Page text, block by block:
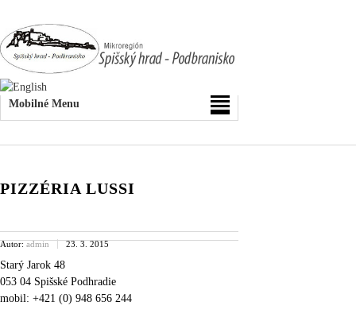
Mobilné Menu
PIZZÉRIA LUSSI
Autor:admin 23. 3. 2015
Starý Jarok 48
053 04 Spišské Podhradie
mobil: +421 (0) 948 656 244